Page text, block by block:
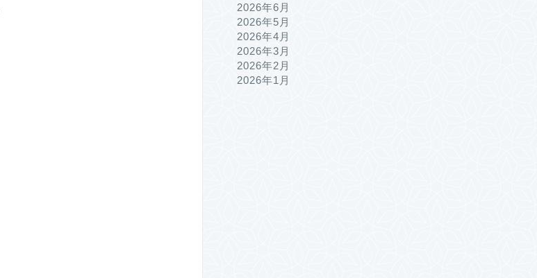
2026年6月
2026年5月
2026年4月
2026年3月
2026年2月
2026年1月